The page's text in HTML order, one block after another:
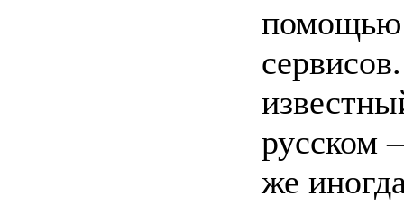
помощью
же